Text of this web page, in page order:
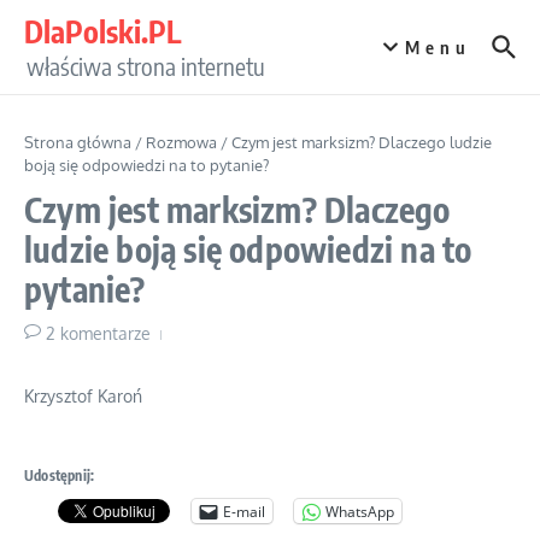
DlaPolski.PL
właściwa strona internetu
Menu
Strona główna / Rozmowa /Czym jest marksizm? Dlaczego ludzie
boją się odpowiedzi na to pytanie?
Czym jest marksizm? Dlaczego
ludzie boją się odpowiedzi na to
pytanie?
2 komentarze
Krzysztof Karoń
Udostępnij:
E-mail WhatsApp